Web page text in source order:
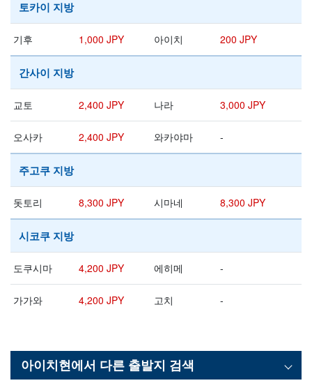
토카이 지방
기후 1,000 JPY 아이치 200 JPY
간사이 지방
교토 2,400 JPY 나라 3,000 JPY
오사카 2,400 JPY 와카야마 -
주고쿠 지방
돗토리 8,300 JPY 시마네 8,300 JPY
시코쿠 지방
도쿠시마 4,200 JPY 에히메 -
가가와 4,200 JPY 고치 -
아이치현에서 다른 출발지 검색